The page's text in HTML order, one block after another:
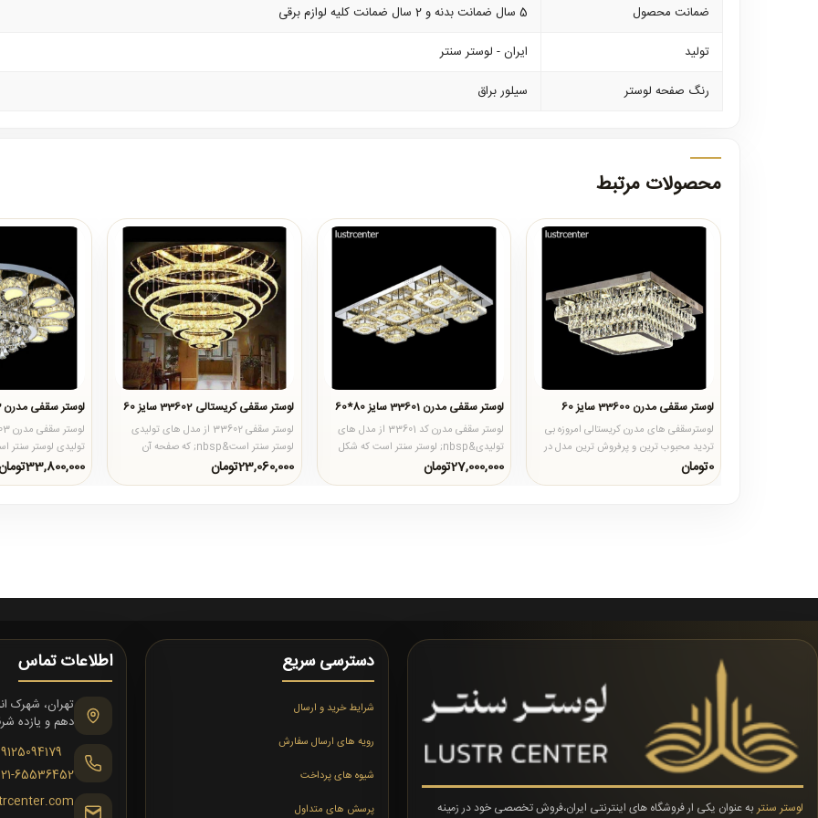
ضمانت محصول
5 سال ضمانت بدنه و 2 سال ضمانت کلیه لوازم برقی
تولید
ایران - لوستر سنتر
رنگ صفحه لوستر
سیلور براق
محصولات مرتبط
لوستر سقفی مدرن 33600 سایز 60
لوسترسقفی های مدرن کریستالی امروزه بی
تردید محبوب ترین و پرفروش ترین مدل در
میان مدل های دیگر سقفی ه..
0تومان
لوستر سقفی مدرن 33601 سایز 80*60
لوستر سقفی مدرن کد 33601 از مدل های
تولیدی&nbsp; لوستر سنتر است که شکل
بدنه آن مستطیل بوده و از 12 م..
27,000,000تومان
لوستر سقفی کریستالی 33602 سایز 60
لوستر سقفی 33602 از مدل های تولیدی
لوستر سنتر است&nbsp; که صفحه آن
گرد&nbsp; و قطر آن 60 سانتی متر م..
23,060,000تومان
لوستر سقفی مدرن 33603 سایز 80
سایز 120 به سفارش مشتری تول..
33,800,000تومان
لوستر سنتربه عنوان یکی ار فروشگاه های اینترنتی ایران،فروش تخصصی خود در زمینه
دسترسی سریع
شرایط خرید و ارسال
رویه های ارسال سفارش
شیوه های پرداخت
پرسش های متداول
اطلاعات تماس
دهم و یازده
65536452